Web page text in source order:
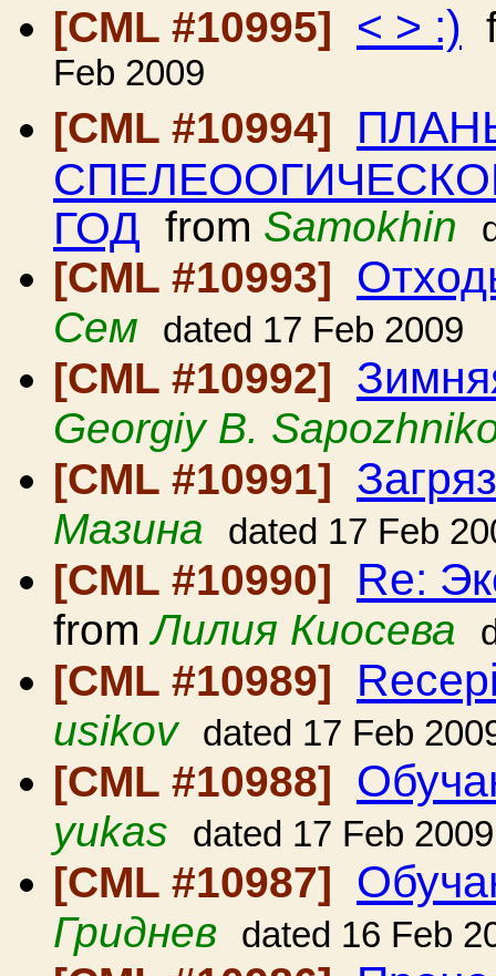
[CML #10995] < > :)
Feb 2009
[CML #10994]
ГОД from Samokhin
[CML #10993]
Сем dated 17 Feb 2009
[CML #10992]
Georgiy B.
[CML #10991]
Мазина dated 17 Feb
[CML #10990] Re:
fromЛилия Киосева
[CML #10989]
usikov dated 17 Feb
[CML #10988]
yukas dated 17 Feb 2009
[CML #10987]
Гриднев dated 16 Feb